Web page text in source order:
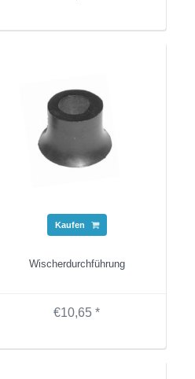
Kaufen
Wischerdurchführung
€10,65 *